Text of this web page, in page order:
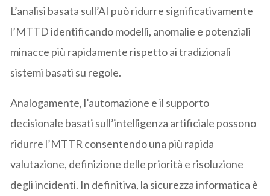
L’analisi basata sull’AI può ridurre significativamente
l’MTTD identificando modelli, anomalie e potenziali
minacce più rapidamente rispetto ai tradizionali
sistemi basati su regole.
Analogamente, l’automazione e il supporto
decisionale basati sull’intelligenza artificiale possono
ridurre l’MTTR consentendo una più rapida
valutazione, definizione delle priorità e risoluzione
degli incidenti. In definitiva, la sicurezza informatica è